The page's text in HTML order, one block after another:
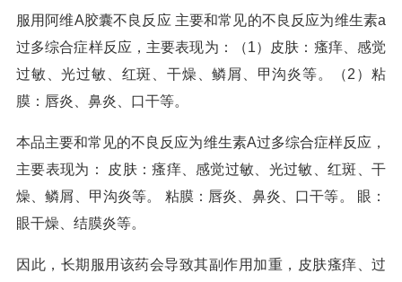
服用阿维A胶囊不良反应 主要和常见的不良反应为维生素a
过多综合症样反应，主要表现为：（1）皮肤：瘙痒、感觉
过敏、光过敏、红斑、干燥、鳞屑、甲沟炎等。（2）粘
膜：唇炎、鼻炎、口干等。
本品主要和常见的不良反应为维生素A过多综合症样反应，
主要表现为： 皮肤：瘙痒、感觉过敏、光过敏、红斑、干
燥、鳞屑、甲沟炎等。 粘膜：唇炎、鼻炎、口干等。 眼：
眼干燥、结膜炎等。
因此，长期服用该药会导致其副作用加重，皮肤瘙痒、过